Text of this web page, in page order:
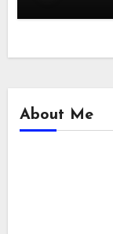
About Me